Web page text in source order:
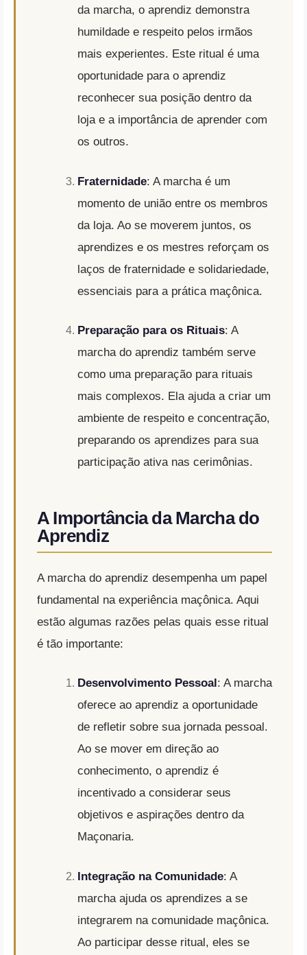
da marcha, o aprendiz demonstra
humildade e respeito pelos irmãos
mais experientes. Este ritual é uma
oportunidade para o aprendiz
reconhecer sua posição dentro da
loja e a importância de aprender com
os outros.
Fraternidade: A marcha é um
momento de união entre os membros
da loja. Ao se moverem juntos, os
aprendizes e os mestres reforçam os
laços de fraternidade e solidariedade,
essenciais para a prática maçônica.
Preparação para os Rituais: A
marcha do aprendiz também serve
como uma preparação para rituais
mais complexos. Ela ajuda a criar um
ambiente de respeito e concentração,
preparando os aprendizes para sua
participação ativa nas cerimônias.
A Importância da Marcha do
Aprendiz
A marcha do aprendiz desempenha um papel
fundamental na experiência maçônica. Aqui
estão algumas razões pelas quais esse ritual
é tão importante:
Desenvolvimento Pessoal : A marcha
oferece ao aprendiz a oportunidade
de refletir sobre sua jornada pessoal.
Ao se mover em direção ao
conhecimento, o aprendiz é
incentivado a considerar seus
objetivos e aspirações dentro da
Maçonaria.
Integração na Comunidade: A
marcha ajuda os aprendizes a se
integrarem na comunidade maçônica.
Ao participar desse ritual, eles se